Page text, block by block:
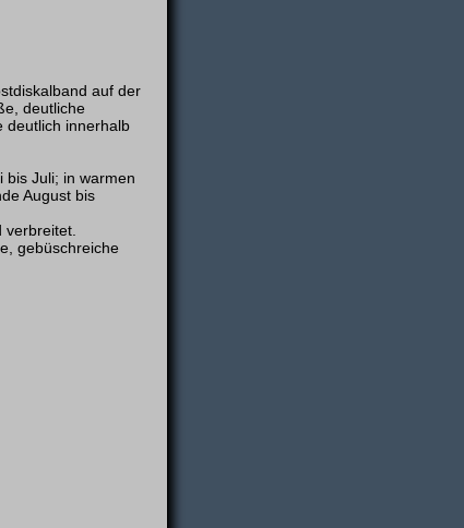
auf der
deutliche
deutlich innerhalb
bis Juli; in warmen
August bis
verbreitet.
gebüschreiche